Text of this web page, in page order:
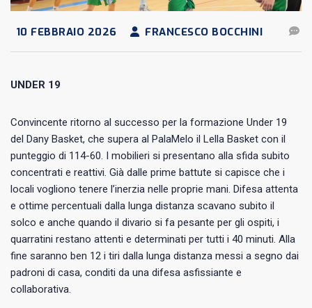
10 FEBBRAIO 2026 FRANCESCO BOCCHINI
UNDER 19
Convincente ritorno al successo per la formazione Under 19
del Dany Basket, che supera al PalaMelo il Lella Basket con il
punteggio di 114-60. I mobilieri si presentano alla sfida subito
concentrati e reattivi. Già dalle prime battute si capisce che i
locali vogliono tenere l’inerzia nelle proprie mani. Difesa attenta
e ottime percentuali dalla lunga distanza scavano subito il
solco e anche quando il divario si fa pesante per gli ospiti, i
quarratini restano attenti e determinati per tutti i 40 minuti. Alla
fine saranno ben 12 i tiri dalla lunga distanza messi a segno dai
padroni di casa, conditi da una difesa asfissiante e
collaborativa.